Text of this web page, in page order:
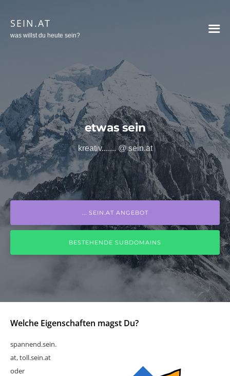
SEIN.AT
was willst du heute sein?
etwas sein
kreativ....... @ sein.at
... SEIN.AT ANGEBOT
BESTEHENDE SUBDOMAINS
Welche Eigenschaften magst Du?
spannend.sein.
at, toll.sein.at
oder